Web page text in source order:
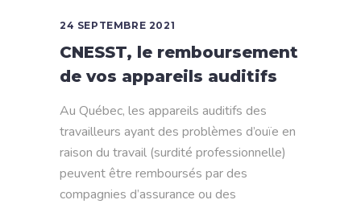
24 SEPTEMBRE 2021
CNESST, le remboursement
de vos appareils auditifs
Au Québec, les appareils auditifs des
travailleurs ayant des problèmes d’ouïe en
raison du travail (surdité professionnelle)
peuvent être remboursés par des
compagnies d’assurance ou des